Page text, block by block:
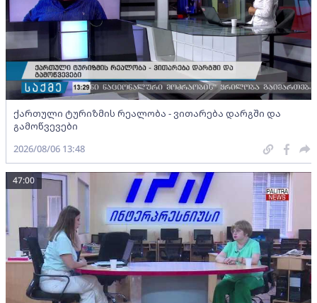
ქართული ტურიზმის რეალობა - ვითარება დარგში და
გამოწვევები
2026/08/06 13:48
47:00